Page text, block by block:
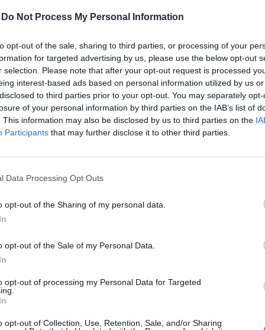
Do Not Process My Personal Information
opt-out of the sale, sharing to third parties, or processing of your
for targeted advertising by us, please use the below opt-out
selection. Please note that after your opt-out request is processed
interest-based ads based on personal information utilized by us
to third parties prior to your opt-out. You may separately
of your personal information by third parties on the IAB’s list of
This information may also be disclosed by us to third parties on the
Participants that may further disclose it to other third parties.
Data Processing Opt Outs
opt-out of the Sharing of my personal data.
opt-out of the Sale of my Personal Data.
opt-out of processing my Personal Data for Targeted
opt-out of Collection, Use, Retention, Sale, and/or Sharing
az első közvélemény-
bukása után
hogy elvesztette a bizalmi szavazást Olaf
INSA közvélemény-kutatása, amely hatpárti
továbbra is nagy fölénnyel vezet a konzervatív CDU/CSU
áll 19,5 százalékkal, azonban velük a többi párt kizárta a
helyen áll Olaf Scholz pártja, a szociáldemokrata SPD...
portfolio.hu hírarchívumához tartozik, melynek olvasása
cikkarchívum